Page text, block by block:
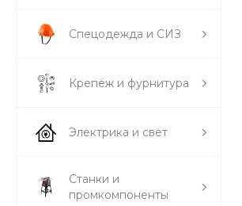
Спецодежда и СИЗ
Крепёж и фурнитура
Электрика и свет
Станки и
промкомпоненты